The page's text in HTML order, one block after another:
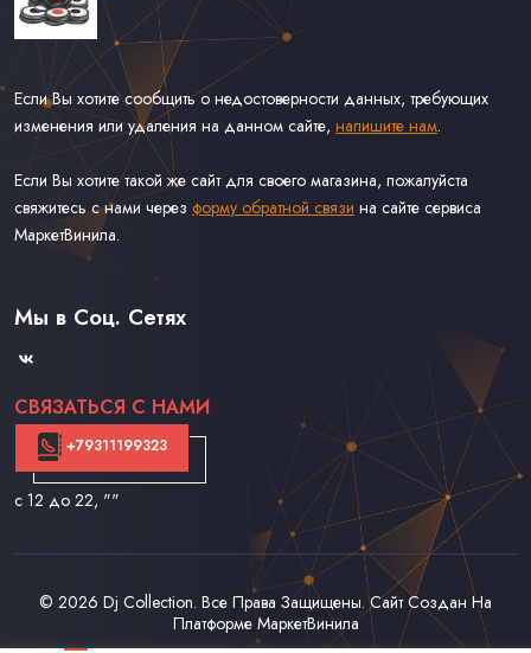
Если Вы хотите сообщить о недостоверности данных, требующих
изменения или удаления на данном сайте, напишите нам.
Если Вы хотите такой же сайт для своего магазина, пожалуйста
свяжитесь с нами через форму обратной связи на сайте сервиса
МаркетВинила.
Каталог Винила, CD и Кассет
Доставка и Оплата
Мы в Соц. Сетях
СВЯЗАТЬСЯ С НАМИ
+79311199323
с 12 до 22, ""
© 2026 Dj Collection. Все Права Защищены. Сайт Создан На
Платформе МаркетВинила